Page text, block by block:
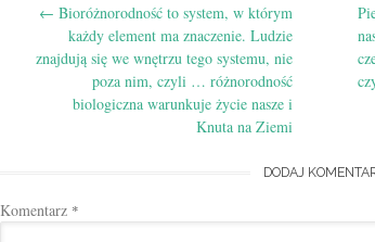
navigation
← Bioróżnorodność to system, w którym
każdy element ma znaczenie. Ludzie
znajdują się we wnętrzu tego systemu, nie
poza nim, czyli … różnorodność
biologiczna warunkuje życie nasze i
Knuta na Ziemi
DODAJ
Komentarz *